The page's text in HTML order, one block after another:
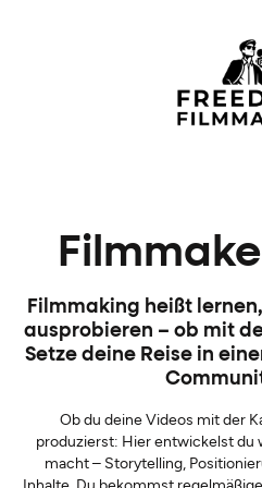
Filmmaking heißt
ausprobieren – ob mit
Setze deine Reise in
Ob du deine Videos mit der
produzierst: Hier entwickelst du
macht – Storytelling,
Inhalte. Du bekommst